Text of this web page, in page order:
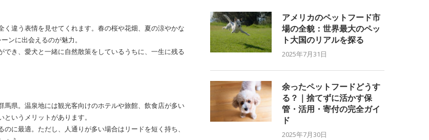
違う表情を見せてくれます。春の桜や花畑、夏の涼やかな
ンに出会えるのが魅力。
き、愛犬と一緒に自然散策をしているうちに、一生に残る
県。温泉地には観光客向けのホテルや旅館、飲食店が多い
いうメリットがあります。
に最適。ただし、人通りが多い場合はリードを短く持ち、
アメリカのペットフード市
場の全貌：世界最大のペッ
ト大国のリアルを探る
2025年7月31日
余ったペットフードどうす
る？｜捨てずに活かす保
管・活用・寄付の完全ガイ
ド
2025年7月30日